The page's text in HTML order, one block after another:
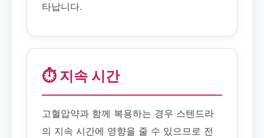
타납니다.
⏱️ 지속 시간
고혈압약과 함께 복용하는 경우 스텐드라
의 지속 시간에 영향을 줄 수 있으므로 전